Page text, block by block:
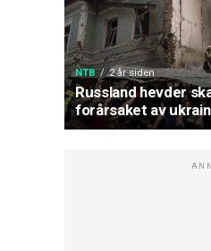
NTB 2 år siden
Russland hevder
forårsaket av